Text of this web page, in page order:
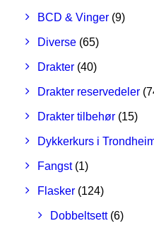
BCD & Vinger (9)
Diverse (65)
Drakter (40)
Drakter reservedeler
Drakter tilbehør (15)
Dykkerkurs i
Fangst (1)
Flasker (124)
Dobbeltsett (6)